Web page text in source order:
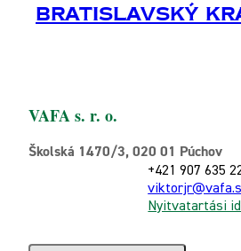
Bratislavský
VAFA s. r. o.
Školská 1470/3, 020 01 Púchov
+421 907 635
Nyitvatartási